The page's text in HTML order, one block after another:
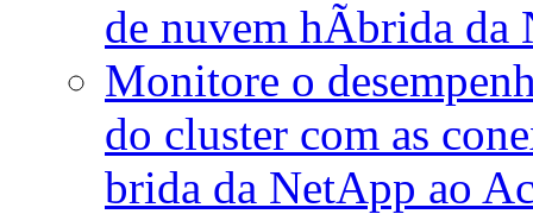
de nuvem hÃ­brida da
Monitore o
do cluster com as
brida da NetApp ao